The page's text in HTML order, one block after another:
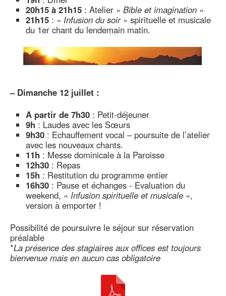
20h15 à 21h15 : Atelier « Bible et imagination »
21h15 : « Infusion du soir» spirituelle et musicale
du 1er chant du lendemain matin.
– Dimanche 12 juillet :
A partir de 7h30 : Petit-déjeuner
9h : Laudes avec les Sœurs
9h30 : Echauffement vocal – poursuite de l’atelier
avec les nouveaux chants.
11h : Messe dominicale à la Paroisse
12h30 : Repas
15h : Restitution du programme entier
16h30 : Pause et échanges - Evaluation du
weekend, « Infusion spirituelle et musicale »,
version à emporter !
Possibilité de poursuivre le séjour sur réservation
préalable
*La présence des stagiaires aux offices est toujours
bienvenue mais en aucun cas obligatoire